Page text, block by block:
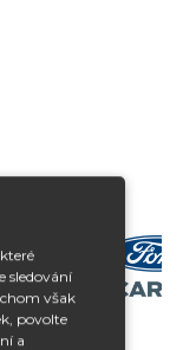
sledování
však
povolte
a